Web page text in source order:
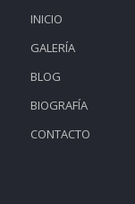
INICIO
GALERÍA
BLOG
BIOGRAFÍA
CONTACTO